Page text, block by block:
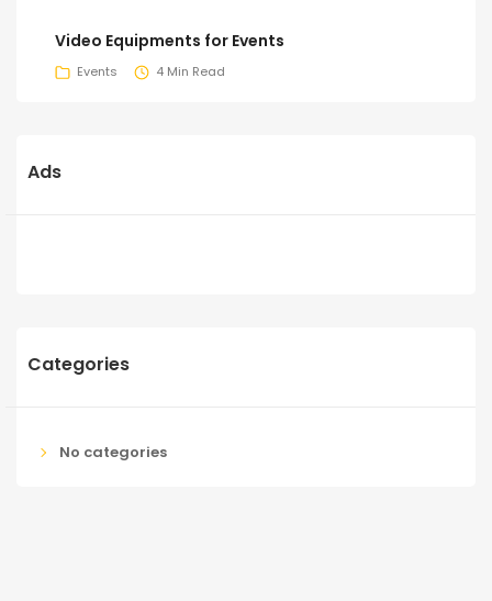
Video Equipments for Events
Events 4 Min Read
Ads
Categories
No categories